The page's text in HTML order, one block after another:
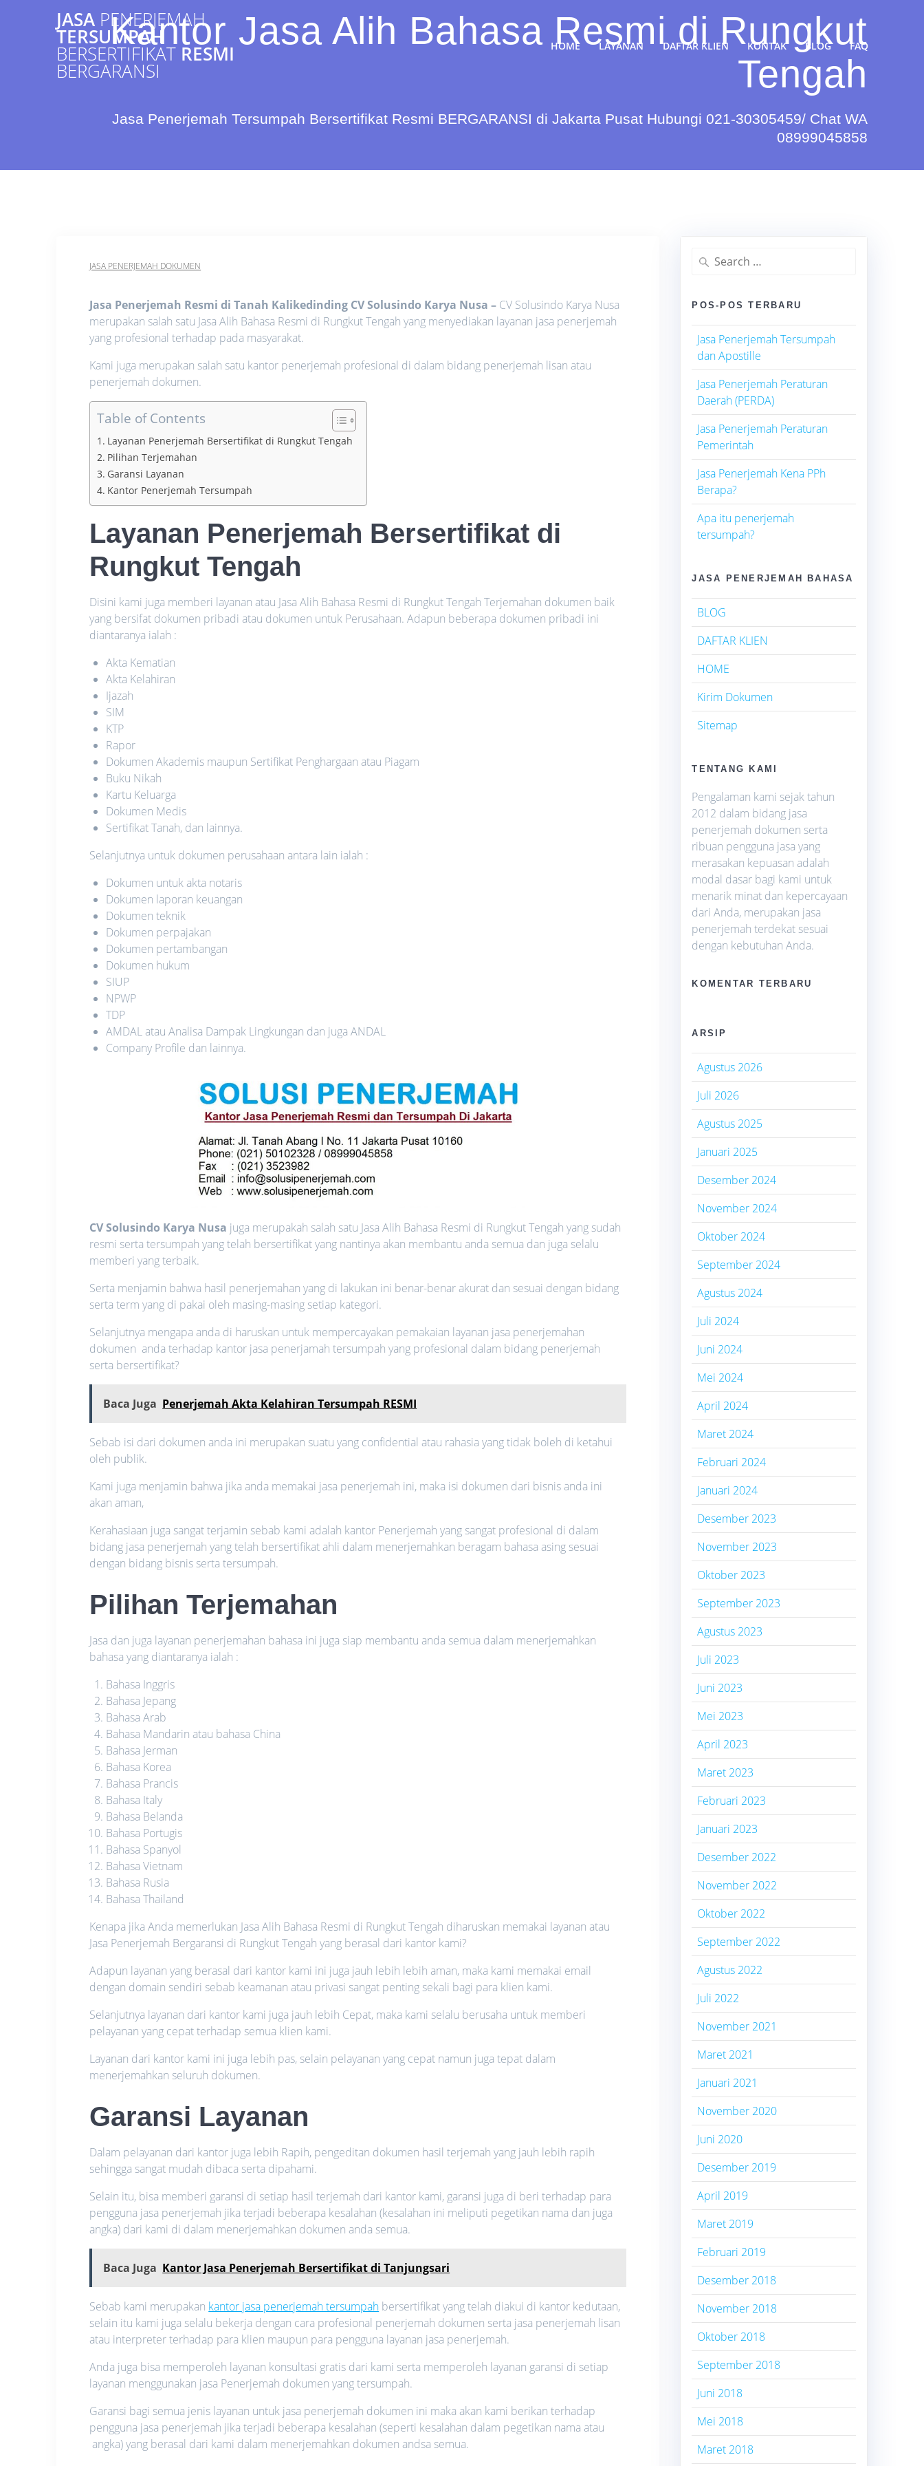
JASA PENERJEMAH
TERSUMPAH
BERSERTIFIKAT RESMI
BERGARANSI
HOME LAYANAN DAFTAR KLIEN KONTAK BLOG FAQ
Kantor Jasa Alih Bahasa Resmi di Rungkut
Tengah
Jasa Penerjemah Tersumpah Bersertifikat Resmi BERGARANSI di Jakarta Pusat Hubungi 021-30305459/ Chat WA
08999045858
JASA PENERJEMAH DOKUMEN
Jasa Penerjemah Resmi di Tanah Kalikedinding CV Solusindo Karya Nusa – CV Solusindo Karya Nusa
merupakan salah satu Jasa Alih Bahasa Resmi di Rungkut Tengah yang menyediakan layanan jasa penerjemah
yang profesional terhadap pada masyarakat.
Kami juga merupakan salah satu kantor penerjemah profesional di dalam bidang penerjemah lisan atau
penerjemah dokumen.
Table of Contents
Layanan Penerjemah Bersertifikat di Rungkut Tengah
Pilihan Terjemahan
Garansi Layanan
Kantor Penerjemah Tersumpah
Layanan Penerjemah Bersertifikat di
Rungkut Tengah
Disini kami juga memberi layanan atau Jasa Alih Bahasa Resmi di Rungkut Tengah Terjemahan dokumen baik
yang bersifat dokumen pribadi atau dokumen untuk Perusahaan. Adapun beberapa dokumen pribadi ini
diantaranya ialah :
Akta Kematian
Akta Kelahiran
Ijazah
SIM
KTP
Rapor
Dokumen Akademis maupun Sertifikat Penghargaan atau Piagam
Buku Nikah
Kartu Keluarga
Dokumen Medis
Sertifikat Tanah, dan lainnya.
Selanjutnya untuk dokumen perusahaan antara lain ialah :
Dokumen untuk akta notaris
Dokumen laporan keuangan
Dokumen teknik
Dokumen perpajakan
Dokumen pertambangan
Dokumen hukum
SIUP
NPWP
TDP
AMDAL atau Analisa Dampak Lingkungan dan juga ANDAL
Company Profile dan lainnya.
CV Solusindo Karya Nusa juga merupakah salah satu Jasa Alih Bahasa Resmi di Rungkut Tengah yang sudah
resmi serta tersumpah yang telah bersertifikat yang nantinya akan membantu anda semua dan juga selalu
memberi yang terbaik.
Serta menjamin bahwa hasil penerjemahan yang di lakukan ini benar-benar akurat dan sesuai dengan bidang
serta term yang di pakai oleh masing-masing setiap kategori.
Selanjutnya mengapa anda di haruskan untuk mempercayakan pemakaian layanan jasa penerjemahan
dokumen anda terhadap kantor jasa penerjamah tersumpah yang profesional dalam bidang penerjemah
serta bersertifikat?
Baca Juga Penerjemah Akta Kelahiran Tersumpah RESMI
Sebab isi dari dokumen anda ini merupakan suatu yang confidential atau rahasia yang tidak boleh di ketahui
oleh publik.
Kami juga menjamin bahwa jika anda memakai jasa penerjemah ini, maka isi dokumen dari bisnis anda ini
akan aman,
Kerahasiaan juga sangat terjamin sebab kami adalah kantor Penerjemah yang sangat profesional di dalam
bidang jasa penerjemah yang telah bersertifikat ahli dalam menerjemahkan beragam bahasa asing sesuai
dengan bidang bisnis serta tersumpah.
Pilihan Terjemahan
Jasa dan juga layanan penerjemahan bahasa ini juga siap membantu anda semua dalam menerjemahkan
bahasa yang diantaranya ialah :
Bahasa Inggris
Bahasa Jepang
Bahasa Arab
Bahasa Mandarin atau bahasa China
Bahasa Jerman
Bahasa Korea
Bahasa Prancis
Bahasa Italy
Bahasa Belanda
Bahasa Portugis
Bahasa Spanyol
Bahasa Vietnam
Bahasa Rusia
Bahasa Thailand
Kenapa jika Anda memerlukan Jasa Alih Bahasa Resmi di Rungkut Tengah diharuskan memakai layanan atau
Jasa Penerjemah Bergaransi di Rungkut Tengah yang berasal dari kantor kami?
Adapun layanan yang berasal dari kantor kami ini juga jauh lebih lebih aman, maka kami memakai email
dengan domain sendiri sebab keamanan atau privasi sangat penting sekali bagi para klien kami.
Selanjutnya layanan dari kantor kami juga jauh lebih Cepat, maka kami selalu berusaha untuk memberi
pelayanan yang cepat terhadap semua klien kami.
Layanan dari kantor kami ini juga lebih pas, selain pelayanan yang cepat namun juga tepat dalam
menerjemahkan seluruh dokumen.
Garansi Layanan
Dalam pelayanan dari kantor juga lebih Rapih, pengeditan dokumen hasil terjemah yang jauh lebih rapih
sehingga sangat mudah dibaca serta dipahami.
Selain itu, bisa memberi garansi di setiap hasil terjemah dari kantor kami, garansi juga di beri terhadap para
pengguna jasa penerjemah jika terjadi beberapa kesalahan (kesalahan ini meliputi pegetikan nama dan juga
angka) dari kami di dalam menerjemahkan dokumen anda semua.
Baca Juga Kantor Jasa Penerjemah Bersertifikat di Tanjungsari
Sebab kami merupakan kantor jasa penerjemah tersumpah bersertifikat yang telah diakui di kantor kedutaan,
selain itu kami juga selalu bekerja dengan cara profesional penerjemah dokumen serta jasa penerjemah lisan
atau interpreter terhadap para klien maupun para pengguna layanan jasa penerjemah.
Anda juga bisa memperoleh layanan konsultasi gratis dari kami serta memperoleh layanan garansi di setiap
layanan menggunakan jasa Penerjemah dokumen yang tersumpah.
Garansi bagi semua jenis layanan untuk jasa penerjemah dokumen ini maka akan kami berikan terhadap
pengguna jasa penerjemah jika terjadi beberapa kesalahan (seperti kesalahan dalam pegetikan nama atau
angka) yang berasal dari kami dalam menerjemahkan dokumen andsa semua.
Search
for:
POS-POS TERBARU
Jasa Penerjemah Tersumpah
dan Apostille
Jasa Penerjemah Peraturan
Daerah (PERDA)
Jasa Penerjemah Peraturan
Pemerintah
Jasa Penerjemah Kena PPh
Berapa?
Apa itu penerjemah
tersumpah?
JASA PENERJEMAH BAHASA
BLOG
DAFTAR KLIEN
HOME
Kirim Dokumen
Sitemap
TENTANG KAMI
Pengalaman kami sejak tahun
2012 dalam bidang jasa
penerjemah dokumen serta
ribuan pengguna jasa yang
merasakan kepuasan adalah
modal dasar bagi kami untuk
menarik minat dan kepercayaan
dari Anda, merupakan jasa
penerjemah terdekat sesuai
dengan kebutuhan Anda.
KOMENTAR TERBARU
ARSIP
Agustus 2026
Juli 2026
Agustus 2025
Januari 2025
Desember 2024
November 2024
Oktober 2024
September 2024
Agustus 2024
Juli 2024
Juni 2024
Mei 2024
April 2024
Maret 2024
Februari 2024
Januari 2024
Desember 2023
November 2023
Oktober 2023
September 2023
Agustus 2023
Juli 2023
Juni 2023
Mei 2023
April 2023
Maret 2023
Februari 2023
Januari 2023
Desember 2022
November 2022
Oktober 2022
September 2022
Agustus 2022
Juli 2022
November 2021
Maret 2021
Januari 2021
November 2020
Juni 2020
Desember 2019
April 2019
Maret 2019
Februari 2019
Desember 2018
November 2018
Oktober 2018
September 2018
Juni 2018
Mei 2018
Maret 2018